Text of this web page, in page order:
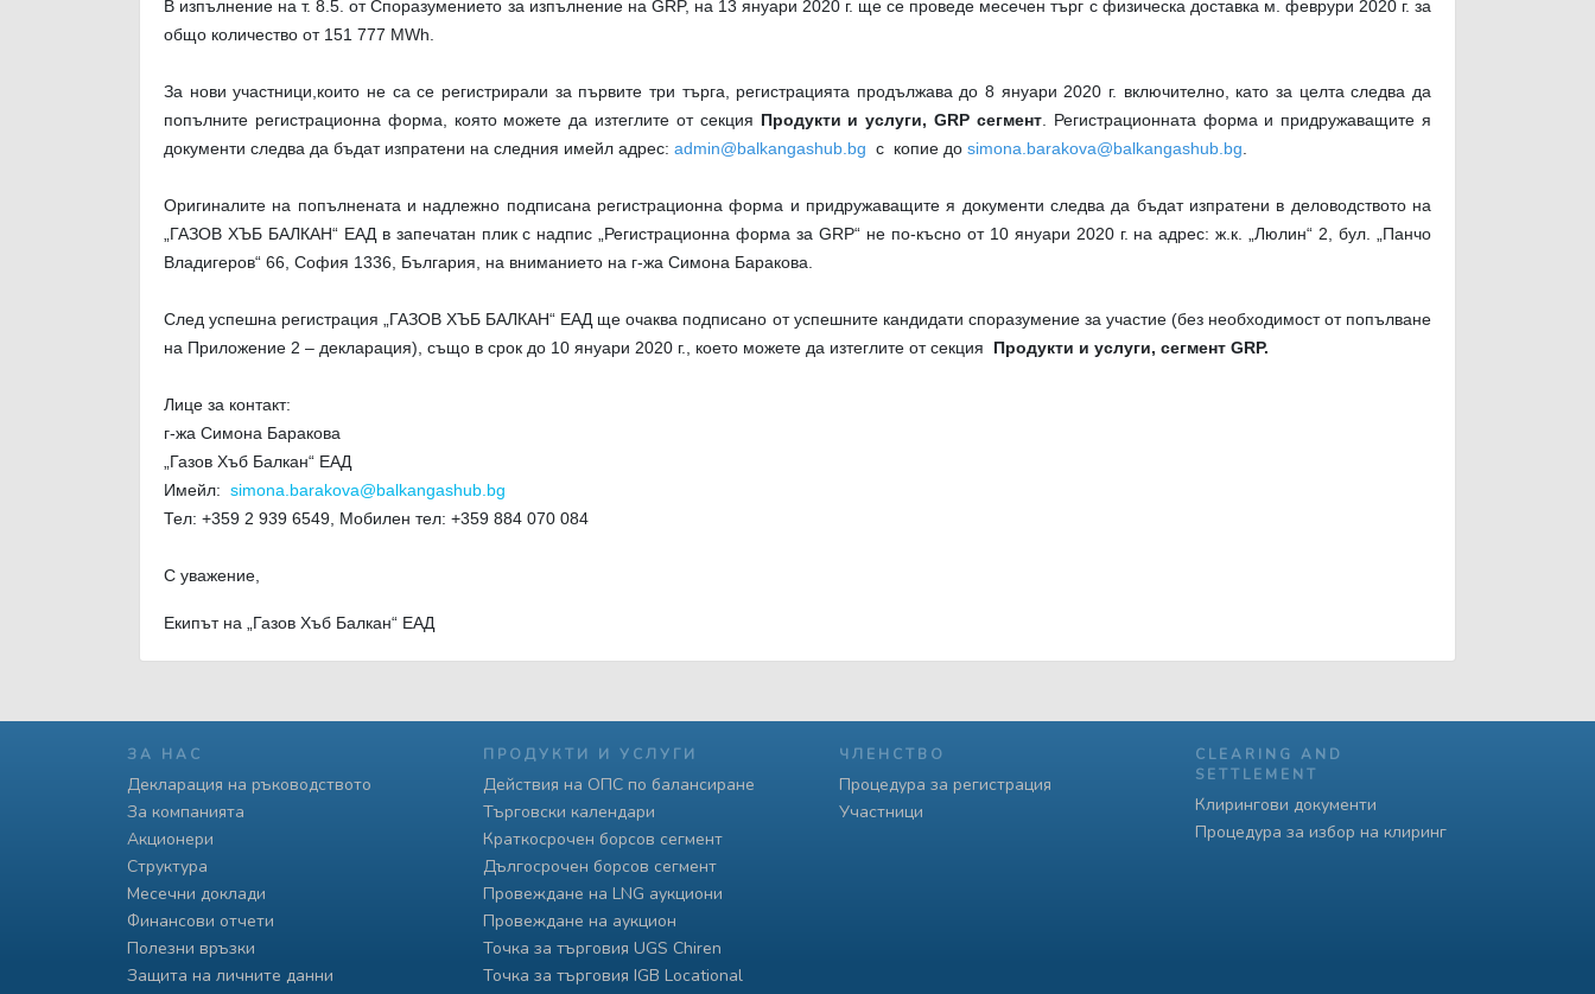
В изпълнение на т. 8.5. от Споразумението за изпълнение на GRP, на 13 януари 2020 г. ще се проведе месечен търг с физическа доставка м. феврури 2020 г. за
общо количество от 151 777 MWh.
За нови участници,които не са се регистрирали за първите три търга, регистрацията продължава до 8 януари 2020 г. включително, като за целта следва да
попълните регистрационна форма, която можете да изтеглите от секция Продукти и услуги, GRP сегмент. Регистрационната форма и придружаващите я
документи следва да бъдат изпратени на следния имейл адрес: admin@balkangashub.bg с копие до simona.barakova@balkangashub.bg.
Оригиналите на попълнената и надлежно подписана регистрационна форма и придружаващите я документи следва да бъдат изпратени в деловодството на
„ГАЗОВ ХЪБ БАЛКАН“ ЕАД в запечатан плик с надпис „Регистрационна форма за GRP“ не по-късно от 10 януари 2020 г. на адрес: ж.к. „Люлин“ 2, бул. „Панчо
Владигеров“ 66, София 1336, България, на вниманието на г-жа Симона Баракова.
След успешна регистрация „ГАЗОВ ХЪБ БАЛКАН“ ЕАД ще очаква подписано от успешните кандидати споразумение за участие (без необходимост от попълване
на Приложение 2 – декларация), също в срок до 10 януари 2020 г., което можете да изтеглите от секция Продукти и услуги, сегмент GRP.
Лице за контакт:
г-жа Симона Баракова
„Газов Хъб Балкан“ ЕАД
Имейл: simona.barakova@balkangashub.bg
Тел: +359 2 939 6549, Мобилен тел: +359 884 070 084
С уважение,
Екипът на „Газов Хъб Балкан“ ЕАД
ЗА НАС
Декларация на ръководството
За компанията
Акционери
Структура
Месечни доклади
Финансови отчети
Полезни връзки
Защита на личните данни
ПРОДУКТИ И УСЛУГИ
Действия на ОПС по балансиране
Търговски календари
Краткосрочен борсов сегмент
Дългосрочен борсов сегмент
Провеждане на LNG аукциони
Провеждане на аукцион
Точка за търговия UGS Chiren
Точка за търговия IGB Locational
ЧЛЕНСТВО
Процедура за регистрация
Участници
CLEARING AND
SETTLEMENT
Клирингови документи
Процедура за избор на клиринг